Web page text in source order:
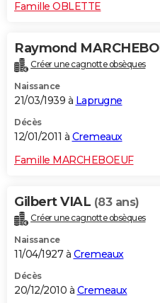
Famille OBLETTE
Raymond
Créer une cagnotte obsèques
Naissance
21/03/1939 à Laprugne
Décès
12/01/2011 à Cremeaux
Famille MARCHEBOEUF
Gilbert VIAL (83 ans)
Créer une cagnotte obsèques
Naissance
11/04/1927 à Cremeaux
Décès
20/12/2010 à Cremeaux